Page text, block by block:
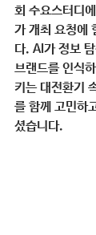
회 수요스터디
가 개최 요청에
다. AI가 정보
브랜드를 인식
키는 대전환기
를 함께 고민하
셨습니다.